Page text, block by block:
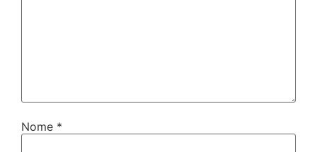
Nome *